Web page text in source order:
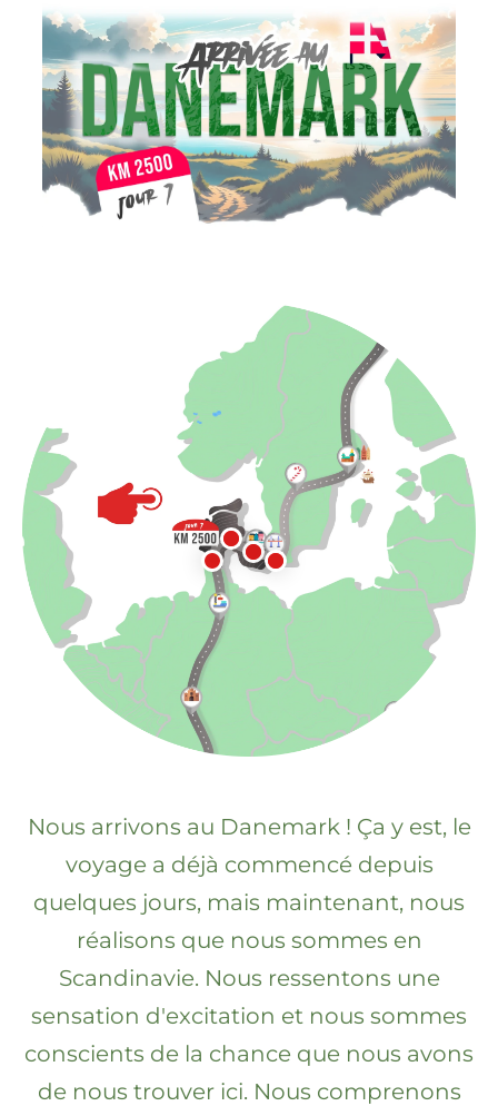
Nous arrivons au Danemark ! Ça y est, le
voyage a déjà commencé depuis
quelques jours, mais maintenant, nous
réalisons que nous sommes en
Scandinavie. Nous ressentons une
sensation d'excitation et nous sommes
conscients de la chance que nous avons
de nous trouver ici. Nous comprenons